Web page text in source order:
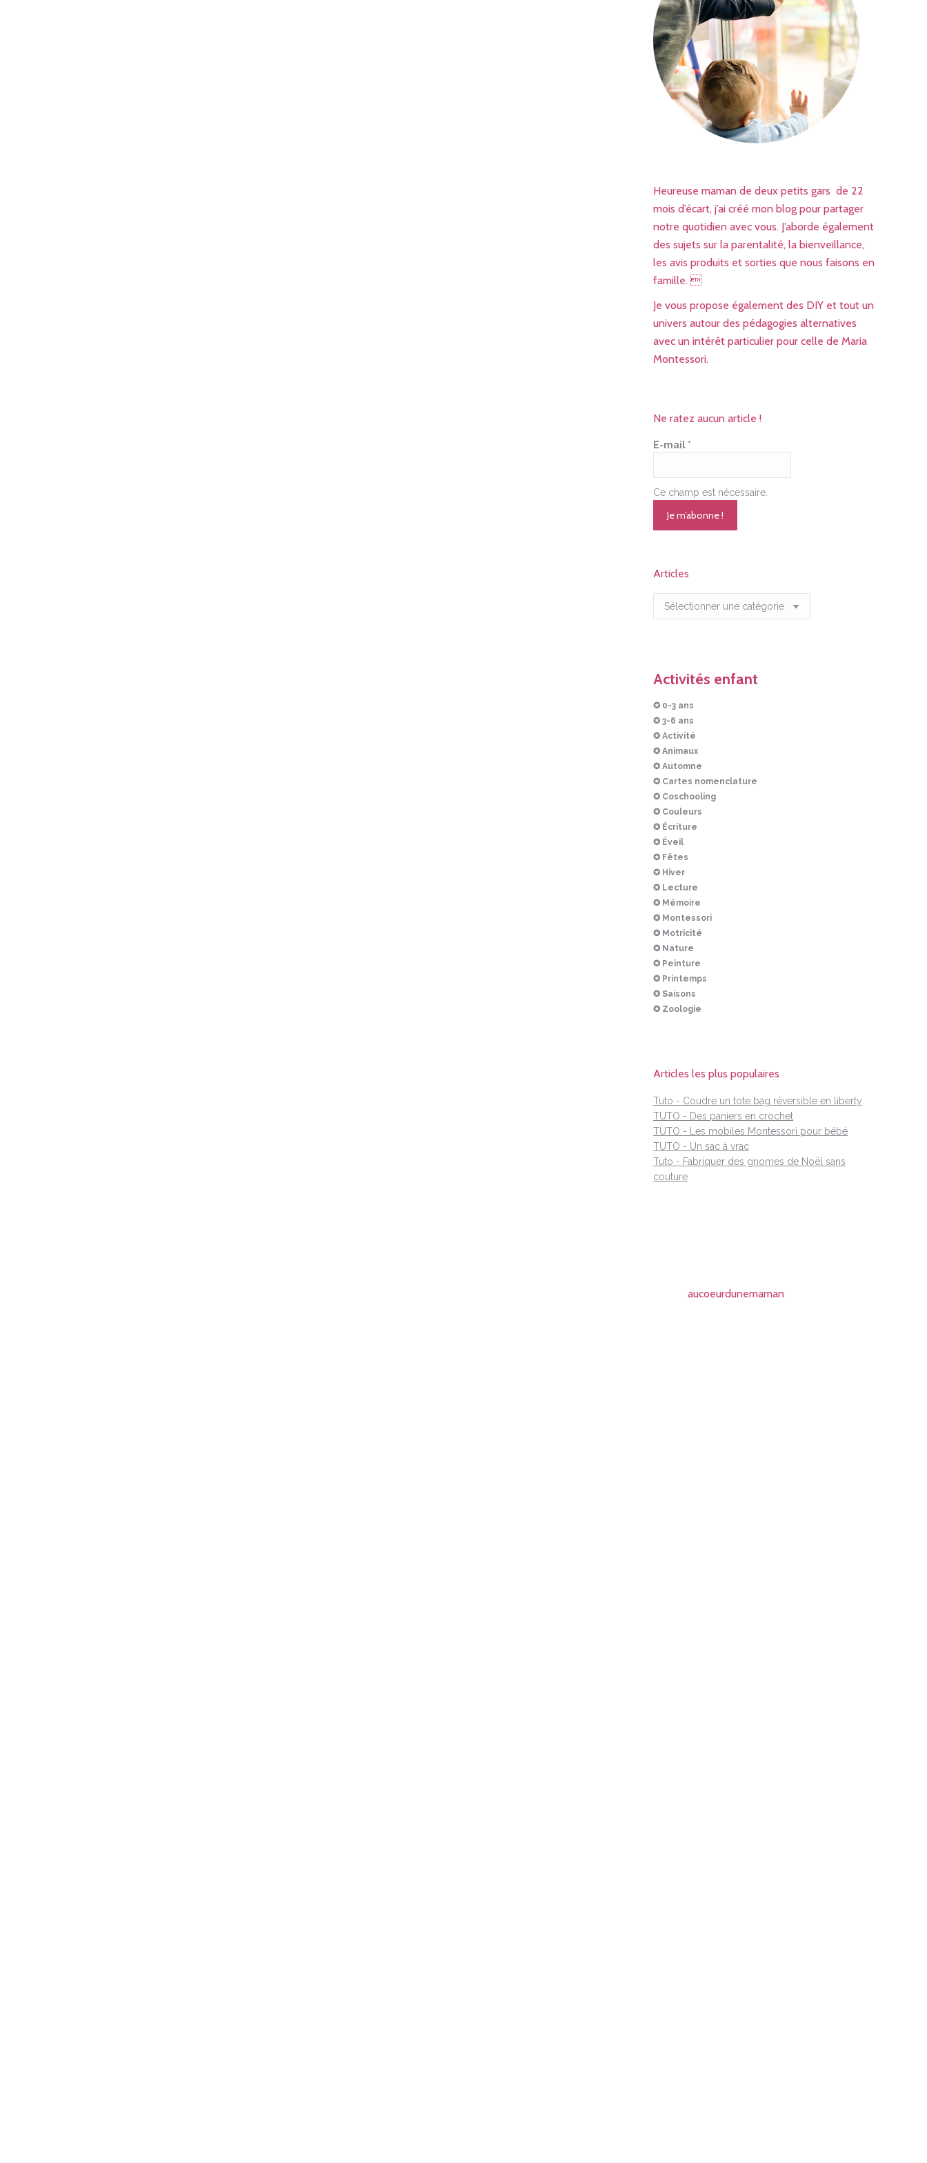
Heureuse maman de deux petits gars de 22
mois d’écart, j’ai créé mon blog pour partager
notre quotidien avec vous. J’aborde également
des sujets sur la parentalité, la bienveillance,
les avis produits et sorties que nous faisons en
famille. 
Je vous propose également des DIY et tout un
univers autour des pédagogies alternatives
avec un intérêt particulier pour celle de Maria
Montessori.
Ne ratez aucun article !
E-mail *
Ce champ est nécessaire.
Articles
Articles
Activités enfant
✪ 0-3 ans
✪ 3-6 ans
✪ Activité
✪ Animaux
✪ Automne
✪ Cartes nomenclature
✪ Coschooling
✪ Couleurs
✪ Écriture
✪ Éveil
✪ Fêtes
✪ Hiver
✪ Lecture
✪ Mémoire
✪ Montessori
✪ Motricité
✪ Nature
✪ Peinture
✪ Printemps
✪ Saisons
✪ Zoologie
Articles les plus populaires
Tuto - Coudre un tote bag réversible en liberty
TUTO - Des paniers en crochet
TUTO - Les mobiles Montessori pour bébé
TUTO - Un sac à vrac
Tuto - Fabriquer des gnomes de Noël sans
couture
aucoeurdunemaman